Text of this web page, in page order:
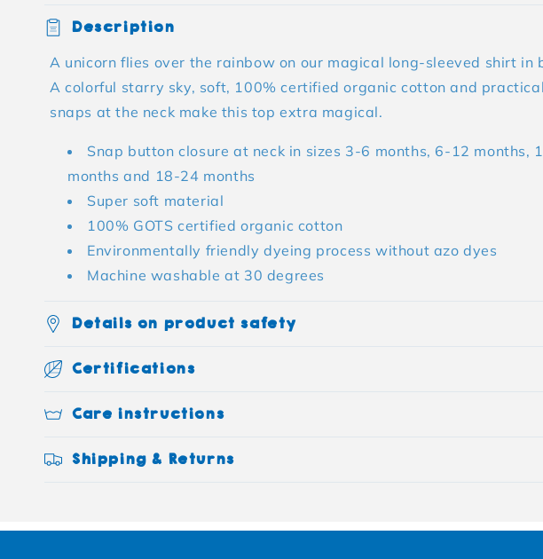
Collapsible content
Description
A unicorn flies over the rainbow on our magical long-sleeved shirt in
A colorful starry sky, soft, 100% certified organic cotton and practical
snaps at the neck make this top extra magical.
Snap button closure at neck in sizes 3-6 months, 6-12 months,
months and 18-24 months
Super soft material
100% GOTS certified organic cotton
Environmentally friendly dyeing process without azo dyes
Machine washable at 30 degrees
Details on product safety
Certifications
Care instructions
Shipping & Returns